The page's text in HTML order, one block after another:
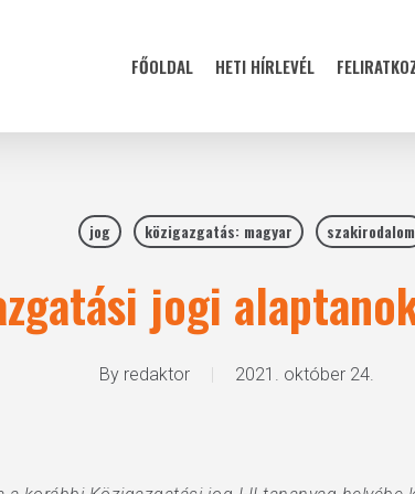
FŐOLDAL HETI HÍRLEVÉL
jog közigazgatás: magyar szakirodalom
jogi
By redaktor 2021. október 24.